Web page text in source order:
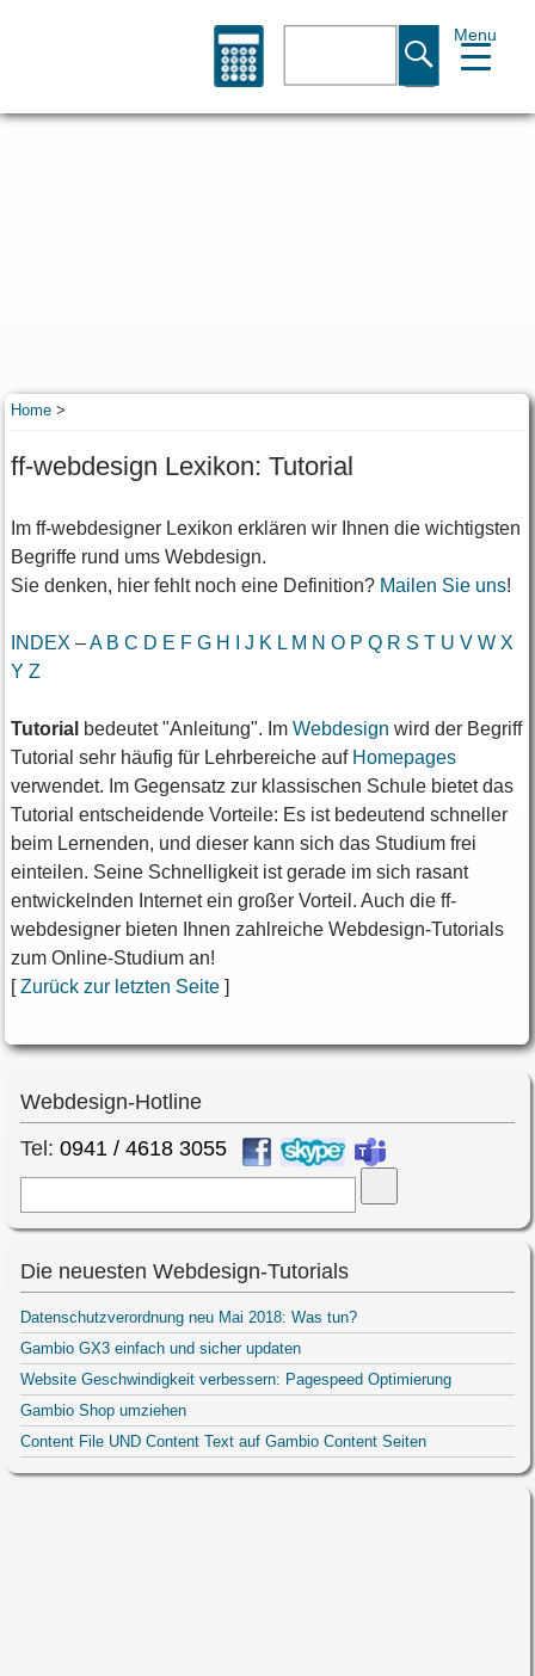
Home>
ff-webdesign Lexikon: Tutorial
Im ff-webdesigner Lexikon erklären wir Ihnen die wichtigsten
Begriffe rund ums Webdesign.
Sie denken, hier fehlt noch eine Definition? Mailen Sie uns!
INDEX –A B C D E F G H J K L M N O P Q R S T U V W X
Y Z
Tutorial bedeutet "Anleitung". Im Webdesign wird der Begriff
Tutorial sehr häufig für Lehrbereiche auf Homepages
verwendet. Im Gegensatz zur klassischen Schule bietet das
Tutorial entscheidende Vorteile: Es ist bedeutend schneller
beim Lernenden, und dieser kann sich das Studium frei
einteilen. Seine Schnelligkeit ist gerade im sich rasant
entwickelnden Internet ein großer Vorteil. Auch die ff-
webdesigner bieten Ihnen zahlreiche Webdesign-Tutorials
zum Online-Studium an!
[Zurück zur letzten Seite]
Webdesign-Hotline
Tel:0941 / 4618 3055
Die neuesten Webdesign-Tutorials
Datenschutzverordnung neu Mai 2018: Was tun?
Gambio GX3 einfach und sicher updaten
Website Geschwindigkeit verbessern: Pagespeed Optimierung
Gambio Shop umziehen
Content File UND Content Text auf Gambio Content Seiten
Menu